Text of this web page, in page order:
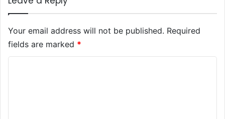
Your email address will not be published. Required
fields are marked *